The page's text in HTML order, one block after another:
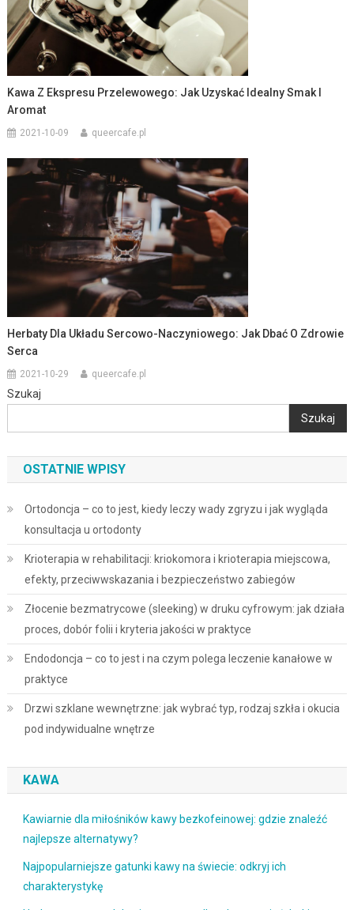
Kawa Z Ekspresu Przelewowego: Jak Uzyskać Idealny Smak I
Aromat
2021-10-09 queercafe.pl
Herbaty Dla Układu Sercowo-Naczyniowego: Jak Dbać O Zdrowie
Serca
2021-10-29 queercafe.pl
Szukaj
Szukaj
OSTATNIE WPISY
Ortodoncja – co to jest, kiedy leczy wady zgryzu i jak wygląda
konsultacja u ortodonty
Krioterapia w rehabilitacji: kriokomora i krioterapia miejscowa,
efekty, przeciwwskazania i bezpieczeństwo zabiegów
Złocenie bezmatrycowe (sleeking) w druku cyfrowym: jak działa
proces, dobór folii i kryteria jakości w praktyce
Endodoncja – co to jest i na czym polega leczenie kanałowe w
praktyce
Drzwi szklane wewnętrzne: jak wybrać typ, rodzaj szkła i okucia
pod indywidualne wnętrze
KAWA
Kawiarnie dla miłośników kawy bezkofeinowej: gdzie znaleźć
najlepsze alternatywy?
Najpopularniejsze gatunki kawy na świecie: odkryj ich
charakterystykę